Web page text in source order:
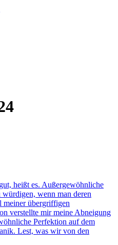
heißt es. Außergewöhnliche
würdigen, wenn man deren
meiner übergriffigen
verstellte mir meine Abneigung
Perfektion auf dem
Lest, was wir von den